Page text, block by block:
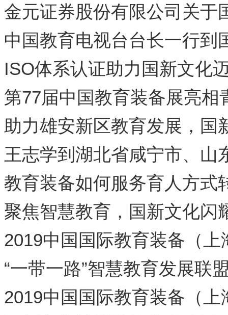
金元证券股份有限公司关于
司 本次重大资产重组前 12
中国教育电视台台长一行到
ISO体系认证助力国新文化
第77届中国教育装备展亮
能国际教育信息化发展引发
助力雄安新区教育发展，国
安分校捐赠同步课堂设备
王志学到湖北省咸宁市、山
教育装备如何服务育人方式
聚焦智慧教育，国新文化闪
2019中国国际教育装备（
“一带一路”智慧教育发展联
发展新路径
2019中国国际教育装备（